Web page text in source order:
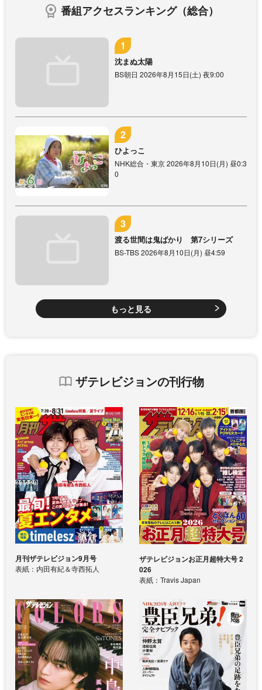
番組アクセスランキング（総合）
沈まぬ太陽
BS朝日 2026年8月15日(土) 夜9:00
ひよっこ
NHK総合・東京 2026年8月10日(月) 昼0:3
0
渡る世間は鬼ばかり 第7シリーズ
BS-TBS 2026年8月10日(月) 昼4:59
もっと見る
ザテレビジョンの刊行物
月刊ザテレビジョン9月号
表紙：内田有紀＆寺西拓人
ザテレビジョンお正月超特大号 2
026
表紙：Travis Japan